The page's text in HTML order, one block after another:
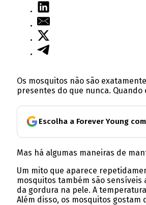
Os mosquitos não são
presentes do que nunca.
Escolha a Forever Young
Mas há algumas maneiras de
Um mito que aparece
mosquitos também são
da gordura na pele. A
Além disso, os mosquitos